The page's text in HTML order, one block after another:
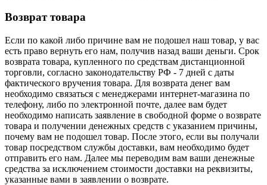
Возврат товара
Если по какой либо причине вам не подошел наш товар, у вас
есть право вернуть его нам, получив назад ваши деньги. Срок
возврата товара, купленного по средствам дистанционной
торговли, согласно законодательству РФ - 7 дней с даты
фактического вручения товара. Для возврата денег вам
необходимо связаться с менеджерами интернет-магазина по
телефону, либо по электронной почте, далее вам будет
необходимо написать заявление в свободной форме о возврате
товара и получении денежных средств с указанием причины,
почему вам не подошел товар. После этого, если вы получали
товар посредством службы доставки, вам необходимо будет
отправить его нам. Далее мы переводим вам ваши денежные
средства за исключением стоимости доставки на реквизиты,
указанные вами в заявлении о возврате.